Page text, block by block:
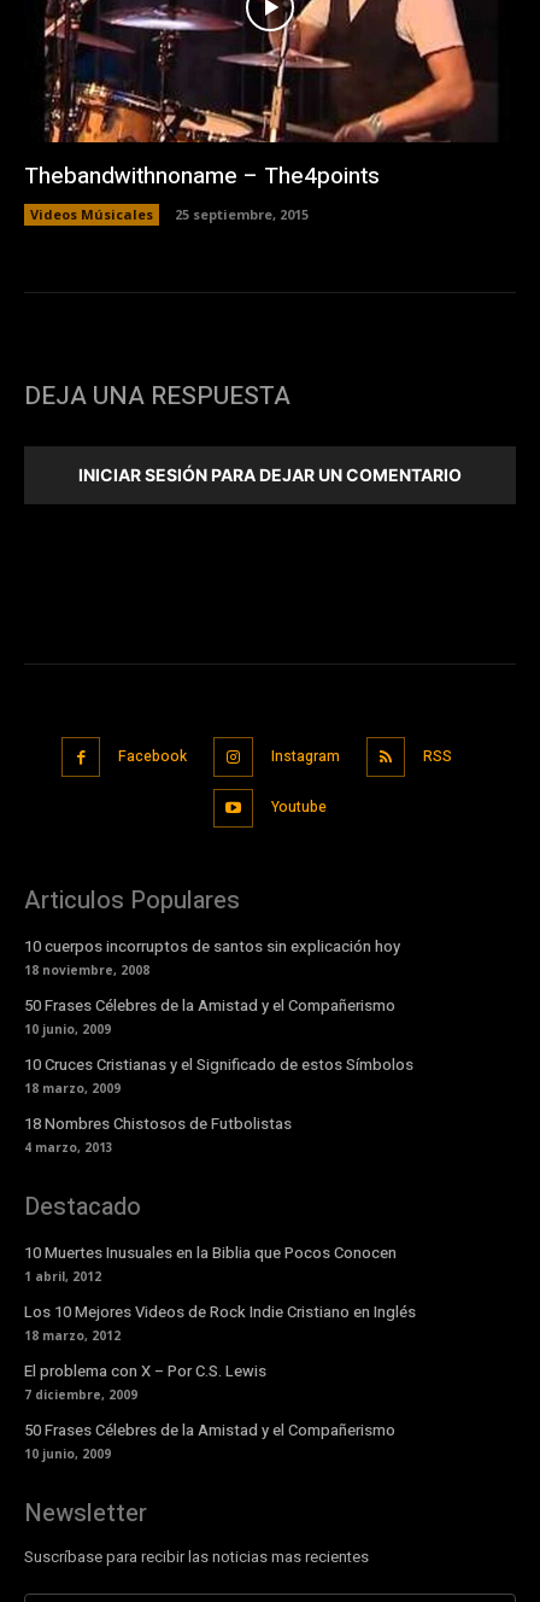
Thebandwithnoname – The4points
Videos Músicales 25 septiembre, 2015
DEJA UNA RESPUESTA
INICIAR SESIÓN PARA DEJAR UN COMENTARIO
Facebook Instagram RSS
Youtube
Articulos Populares
10 cuerpos incorruptos de santos sin explicación hoy
18 noviembre, 2008
50 Frases Célebres de la Amistad y el Compañerismo
10 junio, 2009
10 Cruces Cristianas y el Significado de estos Símbolos
18 marzo, 2009
18 Nombres Chistosos de Futbolistas
4 marzo, 2013
Destacado
10 Muertes Inusuales en la Biblia que Pocos Conocen
1 abril, 2012
Los 10 Mejores Videos de Rock Indie Cristiano en Inglés
18 marzo, 2012
El problema con X – Por C.S. Lewis
7 diciembre, 2009
50 Frases Célebres de la Amistad y el Compañerismo
10 junio, 2009
Newsletter
Suscríbase para recibir las noticias mas recientes